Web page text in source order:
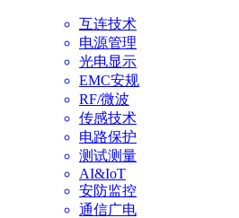
互连技术
电源管理
光电显示
EMC安规
RF/微波
传感技术
电路保护
测试测量
AI&IoT
安防监控
通信广电